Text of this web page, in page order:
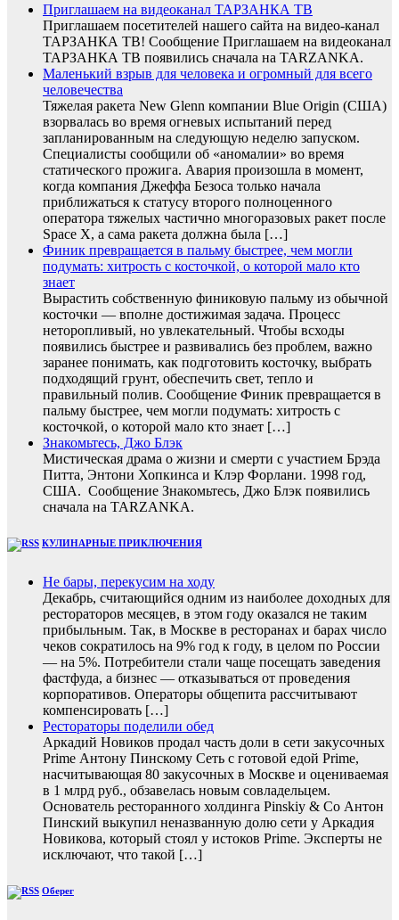
Приглашаем на видеоканал ТАРЗАНКА ТВ
Приглашаем посетителей нашего сайта на видео-канал
ТАРЗАНКА ТВ! Сообщение Приглашаем на видеоканал
ТАРЗАНКА ТВ появились сначала на TARZANKA.
Маленький взрыв для человека и огромный для всего
человечества
Тяжелая ракета New Glenn компании Blue Origin (США)
взорвалась во время огневых испытаний перед
запланированным на следующую неделю запуском.
Специалисты сообщили об «аномалии» во время
статического прожига. Авария произошла в момент,
когда компания Джеффа Безоса только начала
приближаться к статусу второго полноценного
оператора тяжелых частично многоразовых ракет после
Space X, а сама ракета должна была […]
Финик превращается в пальму быстрее, чем могли
подумать: хитрость с косточкой, о которой мало кто
знает
Вырастить собственную финиковую пальму из обычной
косточки — вполне достижимая задача. Процесс
неторопливый, но увлекательный. Чтобы всходы
появились быстрее и развивались без проблем, важно
заранее понимать, как подготовить косточку, выбрать
подходящий грунт, обеспечить свет, тепло и
правильный полив. Сообщение Финик превращается в
пальму быстрее, чем могли подумать: хитрость с
косточкой, о которой мало кто знает […]
Знакомьтесь, Джо Блэк
Мистическая драма о жизни и смерти с участием Брэда
Питта, Энтони Хопкинса и Клэр Форлани. 1998 год,
США. Сообщение Знакомьтесь, Джо Блэк появились
сначала на TARZANKA.
КУЛИНАРНЫЕ ПРИКЛЮЧЕНИЯ
Не бары, перекусим на ходу
Декабрь, считающийся одним из наиболее доходных для
рестораторов месяцев, в этом году оказался не таким
прибыльным. Так, в Москве в ресторанах и барах число
чеков сократилось на 9% год к году, в целом по России
— на 5%. Потребители стали чаще посещать заведения
фастфуда, а бизнес — отказываться от проведения
корпоративов. Операторы общепита рассчитывают
компенсировать […]
Рестораторы поделили обед
Аркадий Новиков продал часть доли в сети закусочных
Prime Антону Пинскому Сеть с готовой едой Prime,
насчитывающая 80 закусочных в Москве и оцениваемая
в 1 млрд руб., обзавелась новым совладельцем.
Основатель ресторанного холдинга Pinskiy & Co Антон
Пинский выкупил неназванную долю сети у Аркадия
Новикова, который стоял у истоков Prime. Эксперты не
исключают, что такой […]
Оберег